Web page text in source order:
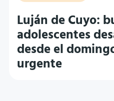
Luján de Cuyo:
adolescentes
desde el
urgente